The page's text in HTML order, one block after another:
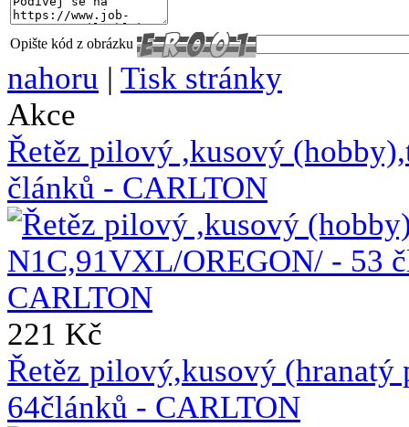
Opište kód z obrázku
nahoru | Tisk stránky
Akce
Řetěz pilový ,kusový
článků - CARLTON
221 Kč
Řetěz pilový,kusový
64článků - CARLTON